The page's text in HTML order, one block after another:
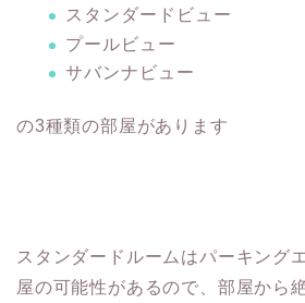
スタンダードビュー
プールビュー
サバンナビュー
の3種類の部屋があります
スタンダードルームはパーキング
屋の可能性があるので、部屋から